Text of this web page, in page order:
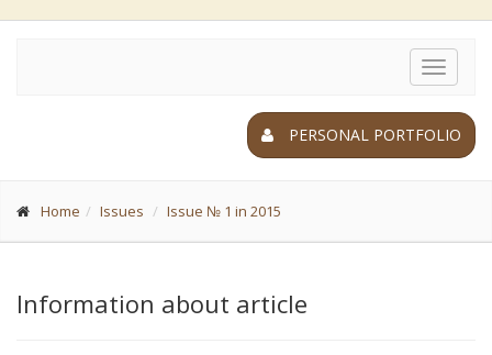
Toggle
PERSONAL PORTFOLIO
Home Issues Issue № 1 in 2015
Information about article